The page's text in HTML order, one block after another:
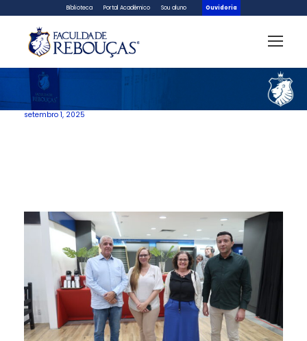
Biblioteca Portal Acadêmico Sou aluno Ouvidoria
setembro 1, 2025